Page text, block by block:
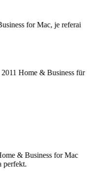
for Mac, je referai
Home & Business für
& Business for Mac